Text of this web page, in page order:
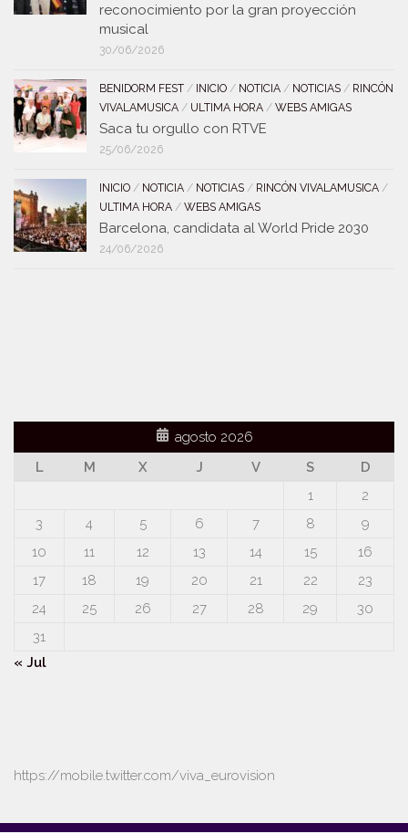
reconocimiento por la gran proyección
musical
30/06/2026
BENIDORM FEST / INICIO / NOTICIA / NOTICIAS / RINCÓN
VIVALAMUSICA / ULTIMA HORA / WEBS AMIGAS
Saca tu orgullo con RTVE
25/06/2026
INICIO / NOTICIA / NOTICIAS / RINCÓN VIVALAMUSICA /
ULTIMA HORA / WEBS AMIGAS
Barcelona, candidata al World Pride 2030
24/06/2026
agosto 2026
L
M X J V S
D
1
2
3
4 5 6 7 8
9
10
11 12 13 14 15
16
17
18 19 20 21 22
23
24
25 26 27 28 29
30
31
« Jul
https://mobile.twitter.com/viva_eurovision